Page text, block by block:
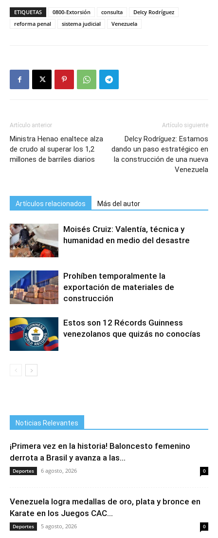
ETIQUETAS 0800-Extorsión consulta
Delcy Rodríguez
reforma penal
sistema judicial Venezuela
Artículo anterior
Ministra Henao enaltece alza
de crudo al superar los 1,2
millones de barriles diarios
Artículo siguiente
Delcy Rodríguez: Estamos
dando un paso estratégico en
la construcción de una nueva
Venezuela
Artículos relacionados Más del autor
Moisés Cruiz: Valentía, técnica y
humanidad en medio del desastre
Prohíben temporalmente la
exportación de materiales de
construcción
Estos son 12 Récords Guinness
venezolanos que quizás no conocías
Noticias Relevantes
¡Primera vez en la historia! Baloncesto femenino
derrota a Brasil y avanza a las...
Deportes 6 agosto, 2026 0
Venezuela logra medallas de oro, plata y bronce en
Karate en los Juegos CAC...
Deportes 5 agosto, 2026 0